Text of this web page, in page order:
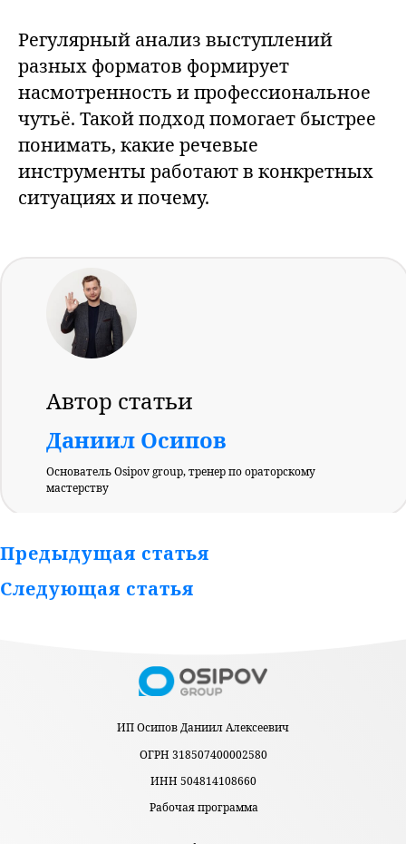
Регулярный анализ выступлений
разных форматов формирует
насмотренность и профессиональное
чутьё. Такой подход помогает быстрее
понимать, какие речевые
инструменты работают в конкретных
ситуациях и почему.
Автор статьи
Даниил Осипов
Основатель Osipov group, тренер по ораторскому
мастерству
Предыдущая статья
Следующая статья
ИП Осипов Даниил Алексеевич
ОГРН 318507400002580
Рабочая программа
ИНН 504814108660